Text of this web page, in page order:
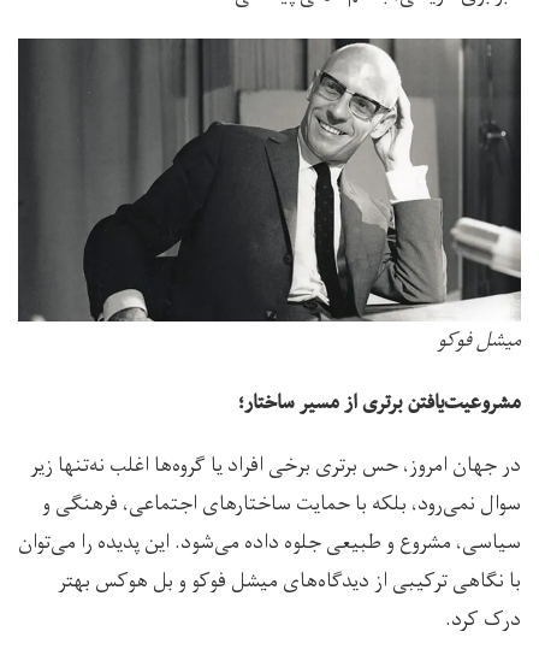
میشل فوکو
مشروعیت‌یافتن برتری از مسیر ساختار؛
در جهان امروز، حس برتری برخی افراد یا گروه‌ها اغلب نه‌تنها زیر
سوال نمی‌رود، بلکه با حمایت ساختارهای اجتماعی، فرهنگی و
سیاسی، مشروع و طبیعی جلوه داده می‌شود. این پدیده را می‌توان
با نگاهی ترکیبی از دیدگاه‌های میشل فوکو و بل هوکس بهتر
درک کرد.